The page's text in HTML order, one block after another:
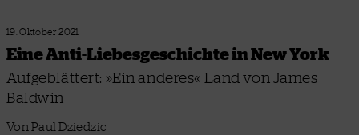
19. Oktober 2021
Eine Anti-Liebesgeschichte in New York
Aufgeblättert: »Ein anderes« Land von James
Baldwin
Von Paul Dziedzic